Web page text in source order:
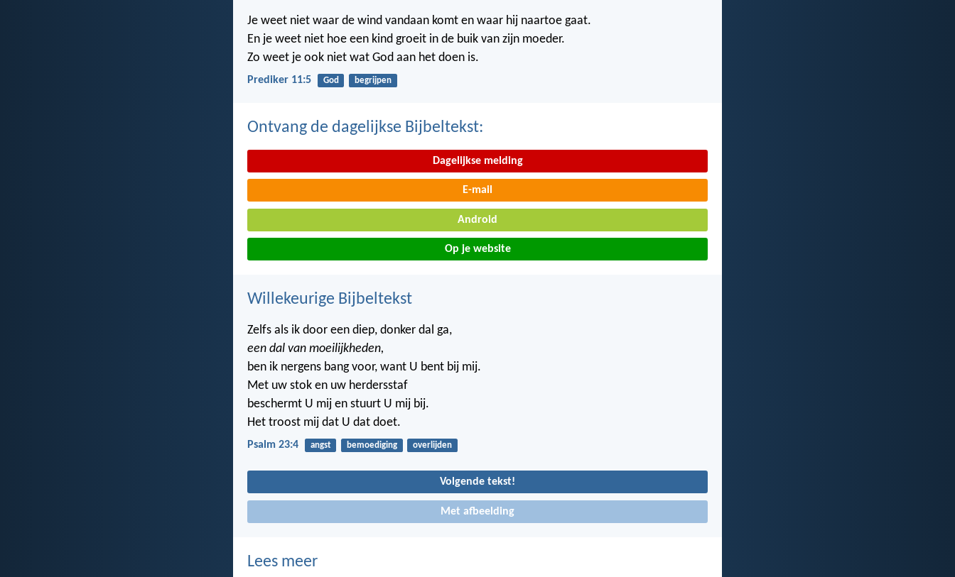
Je weet niet waar de wind vandaan komt en waar hij naartoe gaat.
En je weet niet hoe een kind groeit in de buik van zijn moeder.
Zo weet je ook niet wat God aan het doen is.
Prediker 11:5 God begrijpen
Ontvang de dagelijkse Bijbeltekst:
Dagelijkse melding
E-mail
Android
Op je website
Willekeurige Bijbeltekst
Zelfs als ik door een diep, donker dal ga,
een dal van moeilijkheden,
ben ik nergens bang voor, want U bent bij mij.
Met uw stok en uw herdersstaf
beschermt U mij en stuurt U mij bij.
Het troost mij dat U dat doet.
Psalm 23:4 angst bemoediging overlijden
Volgende tekst!
Met afbeelding
Lees meer